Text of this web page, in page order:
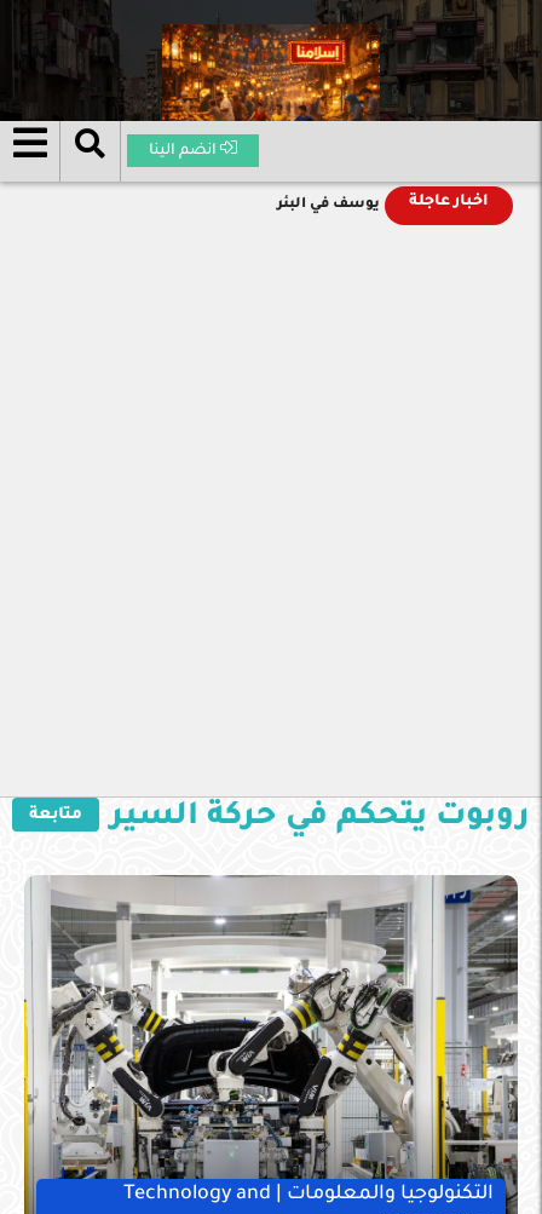
انضم الينا
اخبار عاجلة يوسف في البئر
روبوت يتحكم في حركة السير متابعة
التكنولوجيا والمعلومات | Technology and